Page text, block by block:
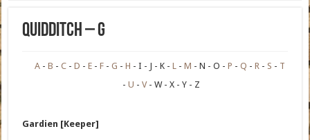
Quidditch – G
A B C D E F G H I J K L M N O P Q R S
T
U
V W X Y Z
Gardien [Keeper]